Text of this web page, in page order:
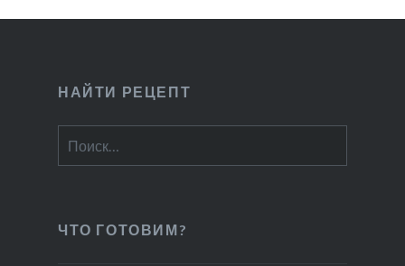
НАЙТИ РЕЦЕПТ
ЧТО ГОТОВИМ?